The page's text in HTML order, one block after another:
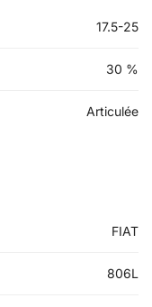
17.5-25
30 %
Articulée
FIAT
806L